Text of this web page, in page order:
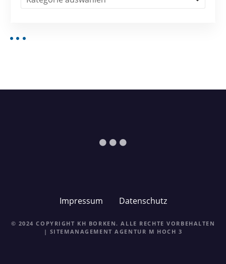
Impressum Datenschutz
© 2024 COPYRIGHT KH BORKEN. ALLE RECHTE VORBEHALTEN
| SITEMANAGEMENTAGENTUR M HOCH 3